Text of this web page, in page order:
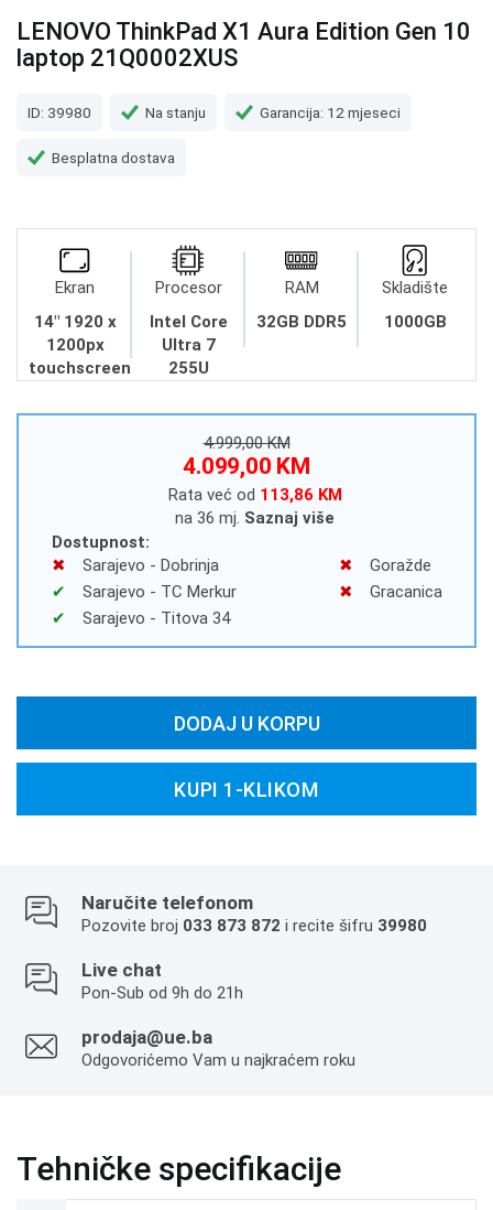
LENOVO ThinkPad X1 Aura Edition Gen 10
laptop 21Q0002XUS
ID: 39980 Na stanju Garancija: 12 mjeseci
Besplatna dostava
Ekran
14" 1920 x
1200px
touchscreen
Procesor
Intel Core
Ultra 7
255U
RAM
32GB DDR5
Skladište
1000GB
4.999,00 KM
4.099,00 KM
Rata već od 113,86 KM
na 36 mj. Saznaj više
Dostupnost:
Sarajevo - Dobrinja
Sarajevo - TC Merkur
Sarajevo - Titova 34
Goražde
Gracanica
DODAJ U KORPU
KUPI 1-KLIKOM
Naručite telefonom
Pozovite broj 033 873 872 i recite šifru 39980
Live chat
Pon-Sub od 9h do 21h
prodaja@ue.ba
Odgovorićemo Vam u najkraćem roku
Tehničke specifikacije